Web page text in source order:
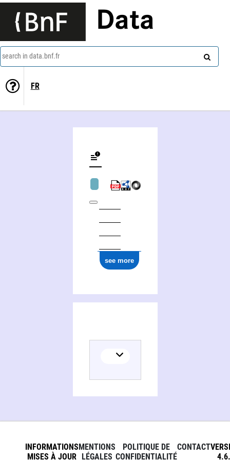
Data
search in data.bnf.fr
FR
see more
INFORMATIONS
MISES À JOUR
MENTIONS
LÉGALES
POLITIQUE DE
CONFIDENTIALITÉ
CONTACT